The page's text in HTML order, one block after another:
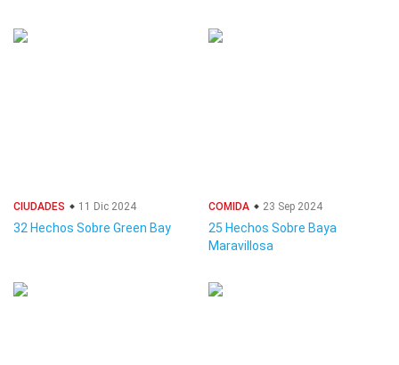
CIUDADES 11 Dic 2024
32 Hechos Sobre Green Bay
COMIDA 23 Sep 2024
25 Hechos Sobre Baya
Maravillosa